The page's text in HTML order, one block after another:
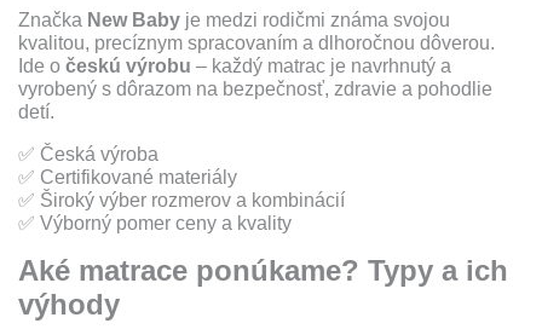
Značka New Baby je medzi rodičmi známa svojou
kvalitou, precíznym spracovaním a dlhoročnou dôverou.
Ide o českú výrobu – každý matrac je navrhnutý a
vyrobený s dôrazom na bezpečnosť, zdravie a pohodlie
detí.
✅ Česká výroba
✅ Certifikované materiály
✅ Široký výber rozmerov a kombinácií
✅ Výborný pomer ceny a kvality
Aké matrace ponúkame? Typy a ich
výhody